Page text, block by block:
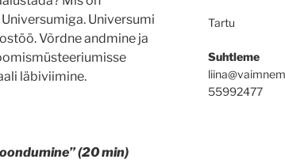
Universumi
Võrdne andmine ja
läbiviimine.
(20 min)
Tartu
Suhtleme
55992477